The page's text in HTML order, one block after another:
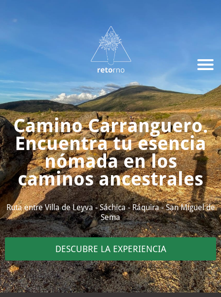
Camino Carranguero.
Encuentra tu esencia
nómada en los
caminos ancestrales
Ruta entre Villa de Leyva - Sáchica - Ráquira - San Miguel de
Sema
DESCUBRE LA EXPERIENCIA